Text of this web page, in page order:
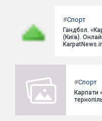
#Спорт
Гандбол.
(Київ).
#Спорт
Карпати